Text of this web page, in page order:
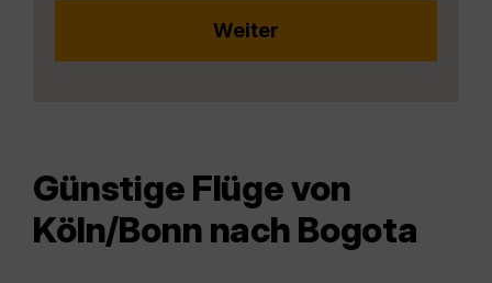
Günstige Flüge von
Köln/Bonn nach Bogota